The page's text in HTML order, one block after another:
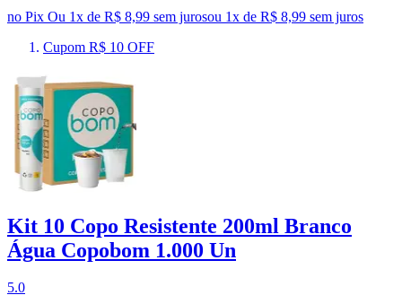
no Pix Ou 1x de R$ 8,99 sem jurosou 1x de R$ 8,99 sem juros
Cupom R$ 10 OFF
Kit 10 Copo Resistente 200ml Branco
Água Copobom 1.000 Un
5.0